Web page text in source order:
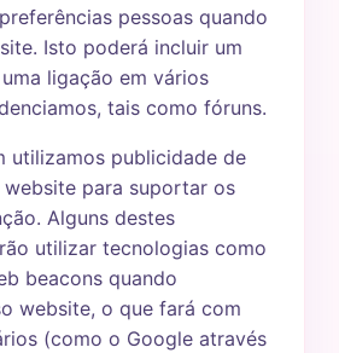
pessoas quando
Isto poderá incluir um
ligação em vários
tais como fóruns.
utilizamos publicidade de
para suportar os
Alguns destes
utilizar tecnologias como
beacons quando
website, o que fará com
(como o Google através